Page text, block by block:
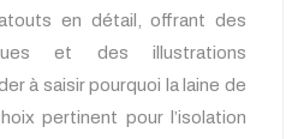
en détail, offrant des
et des illustrations
à saisir pourquoi la laine de
pertinent pour l’isolation